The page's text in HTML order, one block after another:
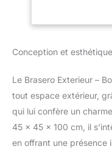
Conception et esthétique
Le Brasero Exterieur –
tout espace extérieur,
qui lui confère un
45 x 45 x 100 cm, il
en offrant une présence